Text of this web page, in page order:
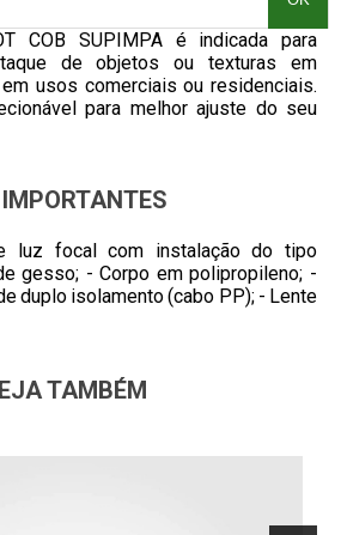
COB SUPIMPA é indicada para
de objetos ou texturas em
usos comerciais ou residenciais.
para melhor ajuste do seu
luz focal com instalação do tipo
gesso; - Corpo em polipropileno; -
duplo isolamento (cabo PP); - Lente
TAMBÉM